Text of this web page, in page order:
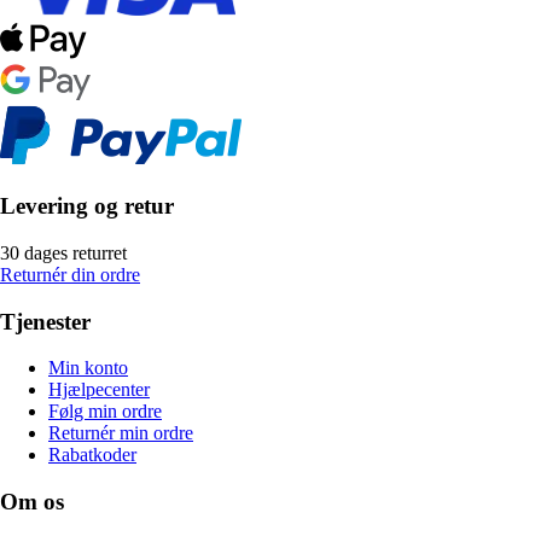
Levering og retur
30 dages returret
Returnér din ordre
Tjenester
Min konto
Hjælpecenter
Følg min ordre
Returnér min ordre
Rabatkoder
Om os